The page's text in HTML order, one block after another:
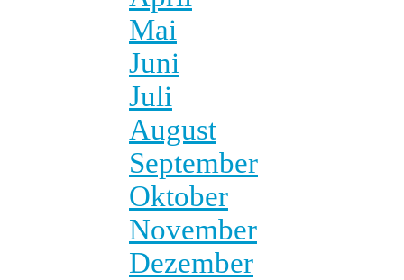
Mai
Juni
Juli
August
September
Oktober
November
Dezember